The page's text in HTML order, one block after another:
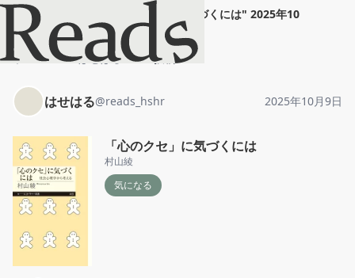
「心のクセ」に気づくには" 2025年10
月9日
ホーム
はせはる 投稿
はせはる@reads_hshr 2025年10月9日
「心のクセ」に気づくには
村山綾
気になる